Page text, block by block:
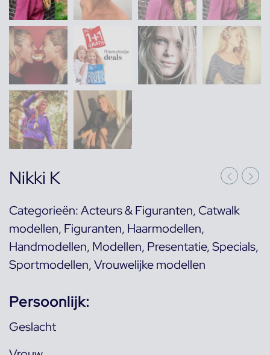
Nikki K
Categorieën:Acteurs & Figuranten, Catwalk
modellen, Figuranten, Haarmodellen,
Handmodellen, Modellen, Presentatie,Specials,
Sportmodellen,Vrouwelijke modellen
Persoonlijk:
Geslacht